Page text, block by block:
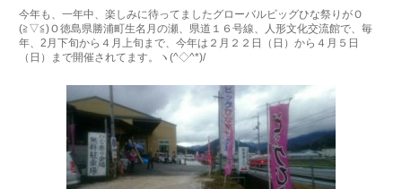
今年も、一年中、楽しみに待ってましたグローバルビッグひな祭りがＯ
(≧▽≦)Ｏ徳島県勝浦町生名月の瀬、県道１６号線、人形文化交流館で、毎
年、2月下旬から４月上旬まで、今年は２月２２日（日）から４月５日
（日）まで開催されてます。ヽ(^◇^*)/